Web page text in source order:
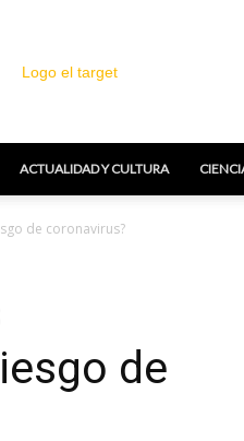
Target
ACTUALIDAD Y CULTURA
de coronavirus?
de